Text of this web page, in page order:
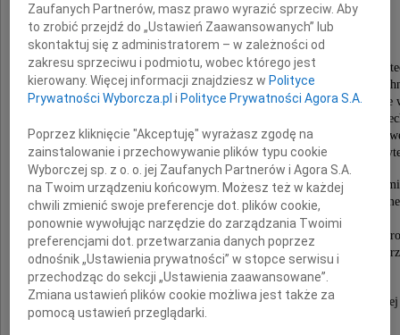
wieloletni Rektor Politechniki Łódzkiej,
dyrektor Instytutu Maszyn Przepływowych,
dziekan Wydziału Mechanicznego,
twórca Centrum Kształcenia Międzynarodowego i Liceum
Visiting professor na Uniwersytecie Paryż VI, Uniwersytecie
Uniwersytecie Lavala w Quebecu, Wolnym Uniwersytecie
Uniwersytecie Lyon III, Uniwersytecie w Akwizgranie, oraz
Doktor honoris causa Uniwersytetu Strathclyde w Glasgow,
Uniwersytetu Technicznego w Sankt Petersburgu,
Wybitny wynalazca, naukowiec, nauczyciel
wychowawca wielu pokoleń studentów, społecznik i
Kawaler Orderu Legii Honorowej,
odznaczony Krzyżem Komandorskim z Gwiazdą Orderu
oraz orderem papieskim "Pro Ecclesia Et Pontifice" nadanym
Honorowy Obywatel Miasta Łodzi.
Cudowny, aksamitny, niezwykle prawy, szlachetny i
Zaufanych Partnerów, masz prawo wyrazić sprzeciw. Aby
to zrobić przejdź do „Ustawień Zaawansowanych” lub
skontaktuj się z administratorem – w zależności od
zakresu sprzeciwu i podmiotu, wobec którego jest
kierowany. Więcej informacji znajdziesz w Polityce
Prywatności Wyborcza.pl i Polityce Prywatności Agora S.A.
Poprzez kliknięcie "Akceptuję" wyrażasz zgodę na
zainstalowanie i przechowywanie plików typu cookie
Wyborczej sp. z o. o. jej Zaufanych Partnerów i Agora S.A.
na Twoim urządzeniu końcowym. Możesz też w każdej
chwili zmienić swoje preferencje dot. plików cookie,
ponownie wywołując narzędzie do zarządzania Twoimi
preferencjami dot. przetwarzania danych poprzez
odnośnik „Ustawienia prywatności” w stopce serwisu i
przechodząc do sekcji „Ustawienia zaawansowane”.
Zmiana ustawień plików cookie możliwa jest także za
pomocą ustawień przeglądarki.